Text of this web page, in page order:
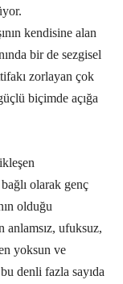
kendisine alan
bir de sezgisel
zorlayan çok
biçimde açığa
olarak genç
olduğu
ufuksuz,
yoksun ve
denli fazla sayıda